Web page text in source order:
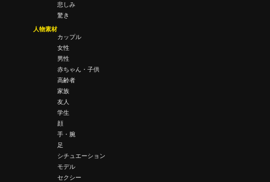
悲しみ
驚き
人物素材
カップル
女性
男性
赤ちゃん・子供
高齢者
家族
友人
学生
顔
手・腕
足
シチュエーション
モデル
セクシー